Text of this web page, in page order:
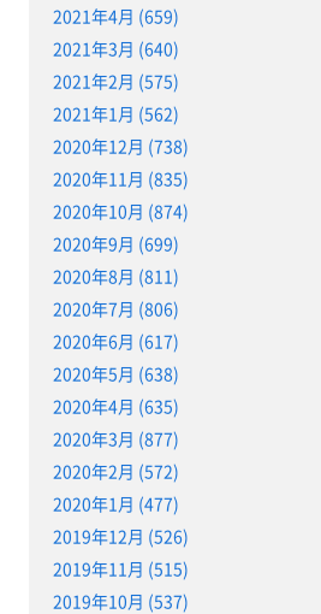
2021年4月 (659)
2021年3月 (640)
2021年2月 (575)
2021年1月 (562)
2020年12月 (738)
2020年11月 (835)
2020年10月 (874)
2020年9月 (699)
2020年8月 (811)
2020年7月 (806)
2020年6月 (617)
2020年5月 (638)
2020年4月 (635)
2020年3月 (877)
2020年2月 (572)
2020年1月 (477)
2019年12月 (526)
2019年11月 (515)
2019年10月 (537)